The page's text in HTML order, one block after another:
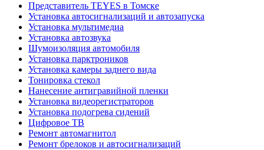
Представитель TEYES в Томске
Установка автосигнализаций и автозапуска
Установка мультимедиа
Установка автозвука
Шумоизоляция автомобиля
Установка парктроников
Установка камеры заднего вида
Тонировка стекол
Нанесение антигравийной пленки
Установка видеорегистраторов
Установка подогрева сидений
Цифровое ТВ
Ремонт автомагнитол
Ремонт брелоков и автосигнализаций